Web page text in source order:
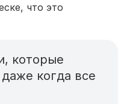
что это
которые
когда все